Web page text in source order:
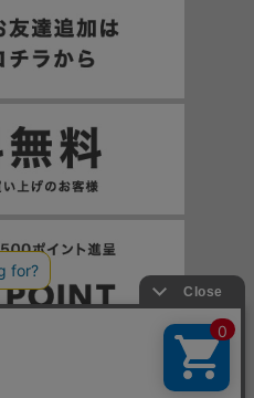
価格で記載しております。ご注意ください。